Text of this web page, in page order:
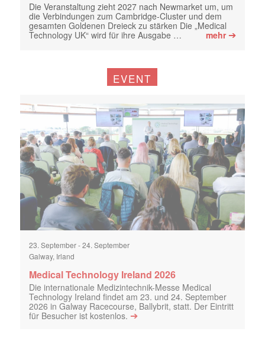
Die Veranstaltung zieht 2027 nach Newmarket um, um
die Verbindungen zum Cambridge-Cluster und dem
gesamten Goldenen Dreieck zu stärken Die „Medical
Technology UK“ wird für ihre Ausgabe …
mehr➔
EVENT
23. September-24. September
Galway, Irland
Medical Technology Ireland 2026
Die internationale Medizintechnik-Messe Medical
Technology Ireland findet am 23. und 24. September
2026 in Galway Racecourse, Ballybrit, statt. Der Eintritt
für Besucher ist kostenlos. ➔